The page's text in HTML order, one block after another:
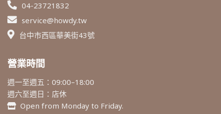
04-23721832
service@howdy.tw
台中市西區華美街43號
營業時間
週一至週五：09:00–18:00
週六至週日：店休
Open from Monday to Friday.